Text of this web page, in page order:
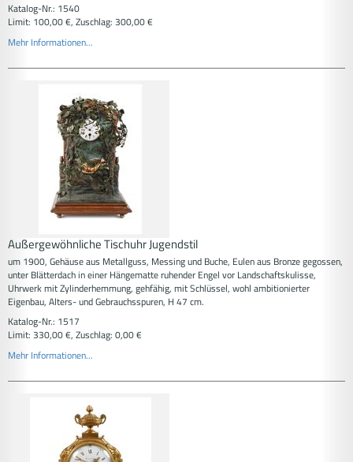
Katalog-Nr.: 1540
Limit: 100,00 €, Zuschlag: 300,00 €
Mehr Informationen...
Außergewöhnliche Tischuhr Jugendstil
um 1900, Gehäuse aus Metallguss, Messing und Buche, Eulen aus Bronze gegossen,
unter Blätterdach in einer Hängematte ruhender Engel vor Landschaftskulisse,
Uhrwerk mit Zylinderhemmung, gehfähig, mit Schlüssel, wohl ambitionierter
Eigenbau, Alters- und Gebrauchsspuren, H 47 cm.
Katalog-Nr.: 1517
Limit: 330,00 €, Zuschlag: 0,00 €
Mehr Informationen...